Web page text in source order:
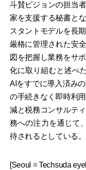
斗賛ビジョンの担当
家を支援する秘書と
スタントモデルを長
厳格に管理された安
図を把握し業務をサ
化に取り組むと述べ
AIをすでに導入済み
の手続きなく即時利
減と税務コンサルテ
務への注力を通じて
待されるとしている。
[Seoul = Techsuda